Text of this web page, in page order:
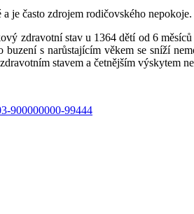
je často zdrojem rodičovského
zdravotní stav u 1364 dětí od 6
s narůstajícím věkem se sníží
stavem a četnějším výskytem
900000000-99444